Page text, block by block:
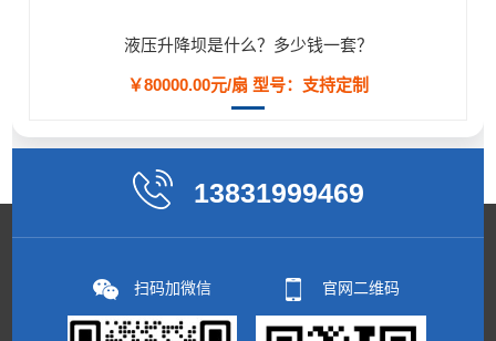
液压升降坝是什么？多少钱一套？
￥80000.00元/扇 型号：支持定制
13831999469
扫码加微信 官网二维码